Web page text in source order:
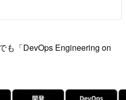
も「DevOps Engineering on